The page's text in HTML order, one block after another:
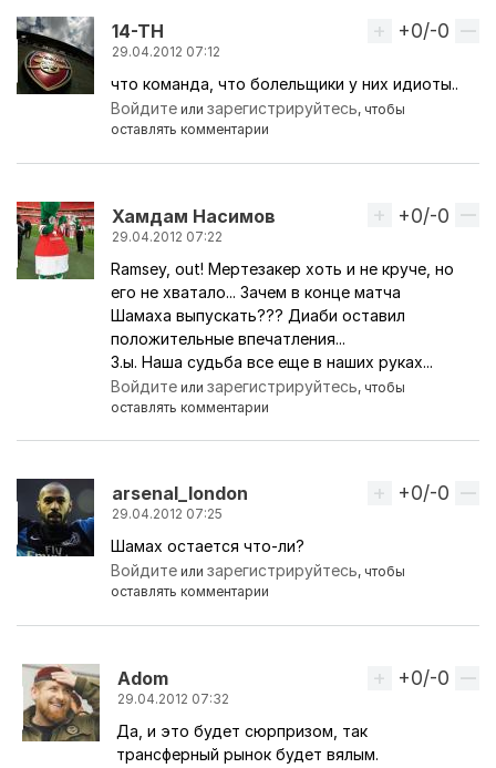
14-TH
29.04.2012 07:12
Вверх
+0/-0
что команда, что болельщики у них идиоты..
Войдите илизарегистрируйтесь, чтобы
оставлять комментарии
Хамдам Насимов
29.04.2012 07:22
Вверх
+0/-0
Ramsey, out! Мертезакер хоть и не круче, но
его не хватало... Зачем в конце матча
Шамаха выпускать??? Диаби оставил
положительные впечатления...
З.ы. Наша судьба все еще в наших руках...
Войдите илизарегистрируйтесь, чтобы
оставлять комментарии
arsenal_london
29.04.2012 07:25
Вверх
+0/-0
Шамах остается что-ли?
Войдите илизарегистрируйтесь, чтобы
оставлять комментарии
Adom
29.04.2012 07:32
Ответ на комментарий пользователя
Вверх
+0/-0
Да, и это будет сюрпризом, так
трансферный рынок будет вялым.